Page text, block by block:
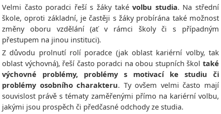
Velmi často poradci řeší s žáky takévolbu studia. Na střední
škole, oproti základní, je častěji s žáky probírána také možnost
změny oboru vzdělání (ať v rámci školy či s případným
přestupem na jinou instituci).
Z důvodu prolnutí rolí poradce (jak oblast kariérní volby, tak
oblast výchovná), řeší často poradci na obou stupních škol také
výchovné problémy, problémy s motivací ke studiu či
problémy osobního charakteru. Ty ovšem velmi často mají
souvislost právě s tématy zaměřenými přímo na kariérní volbu,
jakými jsou prospěch či předčasné odchody ze studia.